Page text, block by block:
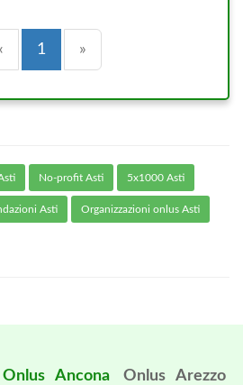
Precedente
1 (current)
»
No-profit Asti 5x1000 Asti
Asti Organizzazioni onlus Asti
Onlus Ancona
Onlus Arezzo